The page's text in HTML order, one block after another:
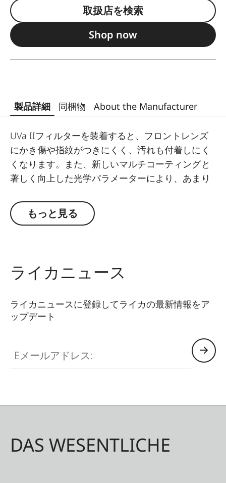
取扱店を検索
Shop now
製品詳細 同梱物 About the Manufacturer
UVa IIフィルターを装着すると、フロントレンズ
にかき傷や指紋がつきにくく、汚れも付着しにく
くなります。また、新しいマルチコーティングと
著しく向上した光学パラメーターにより、あまり
ることができます。さらに、補助ネジを使用すれ
ば、UVa IIフィルターを他のフィルターと組み合
もっと見る
ライカニュース
ライカニュースに登録してライカの最新情報をア
ップデート
DAS WESENTLICHE